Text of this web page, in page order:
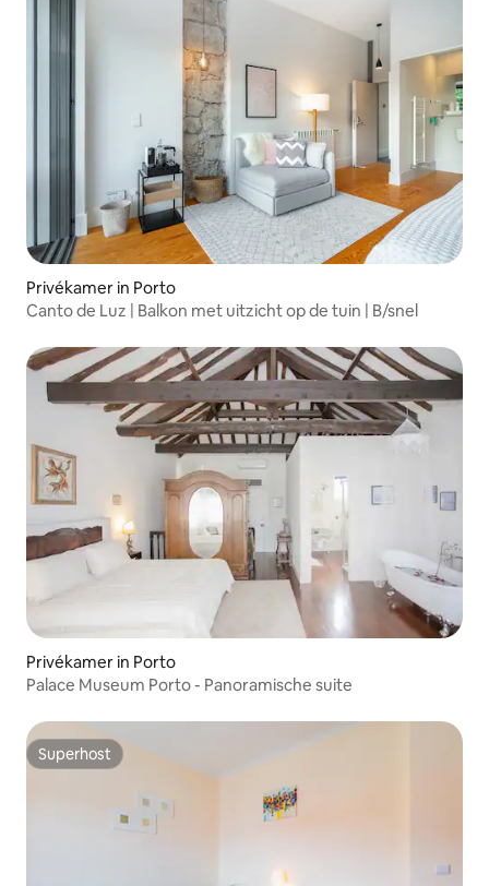
Privékamer in Porto
Canto de Luz | Balkon met uitzicht op de tuin | B/snel
Privékamer in Porto
Palace Museum Porto - Panoramische suite
Superhost
Superhost